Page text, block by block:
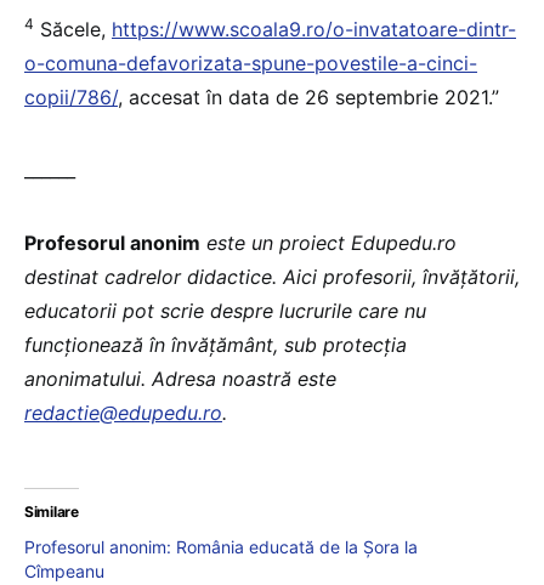
4 Săcele, https://www.scoala9.ro/o-invatatoare-dintr-
o-comuna-defavorizata-spune-povestile-a-cinci-
copii/786/, accesat în data de 26 septembrie 2021.”
Profesorul anonim este un proiect Edupedu.ro
destinat cadrelor didactice. Aici profesorii, învățătorii,
educatorii pot scrie despre lucrurile care nu
funcționează în învățământ, sub protecția
anonimatului. Adresa noastră este
redactie@edupedu.ro.
Similare
Profesorul anonim: România educată de la Șora la
Cîmpeanu